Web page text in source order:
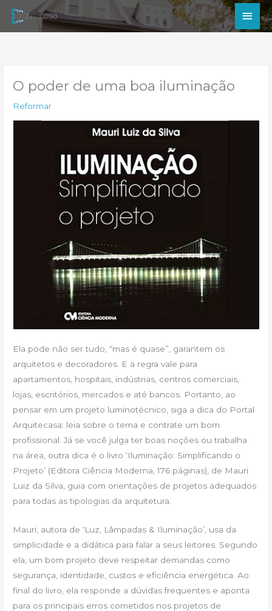
para
O poder de uma boa iluminação
Reformar
Ela pode não ser tudo, “mas é quase”, garantem os
arquitetos e decoradores. E a regra vale para
apartamentos, hospitais, indústrias, centros comerciais,
lojas, escritórios, mercados e até bancos. Portanto, ao
pensar em um projeto luminotécnico, siga a dica do Portal
Arquitecasa: leia sobre o tema e contrate um bom
profissional. Já se você julga ter boas noções ou trabalha
na área, outra dica é o livro ‘Iluminação: Simplificando o
Projeto’ (Editora Ciência Moderna, 176 páginas), de Mauri
Luiz da Silva, guia com orientações de projetos adequados
para todas as tipologias da arquitetura.
Mauri, autora de ‘Luz, Lâmpadas & Iluminação’, usa da
simplicidade e a didática para falar a seus leitores. Segundo
ela, um bom projeto deve respeitar demandas como
segurança, identidade, custos e eficiência energética. Ao
final do livro, ela responde a dúvidas frequentes e aponta
para os principais erros cometidos nos projetos de